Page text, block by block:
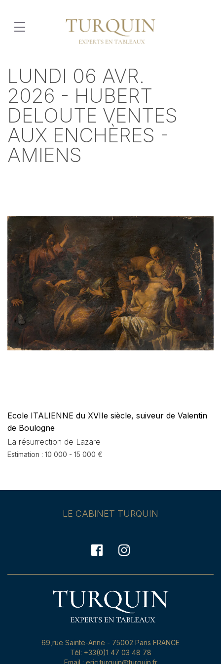
LUNDI 06 AVR.
2026 - HUBERT
DELOUTE VENTES
AUX ENCHÈRES -
AMIENS
Ecole ITALIENNE du XVIIe siècle, suiveur de Valentin
de Boulogne
La résurrection de Lazare
Estimation : 10 000 - 15 000 €
LE CABINET TURQUIN
69,rue Sainte-Anne - 75002 Paris FRANCE
Tél: +33(0)1 47 03 48 78